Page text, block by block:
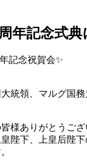
年記念式
記念祝賀会✨
統領、マルグ国
様ありがとうござ
陛下、上皇后陛